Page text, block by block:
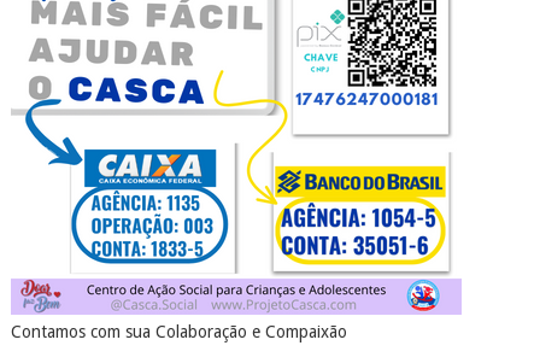
Contamos com sua Colaboração e Compaixão